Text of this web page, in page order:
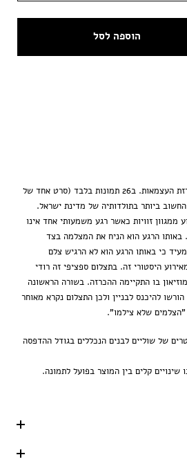
הוספה לסל
רודי היה הצלם הרשמי של הכרזת העצמאות. ב26 תמונות בלבד (סרט אחד של
ביותר בתולדותיה של מדינת ישראל.
ממגוון זוויות כאשר רגע משמעותי אחד אינו
באותו הרגע הוא הניח את המצלמה בצד
כי באותו הרגע הוא לא הרגיש צלם
היסטורי זה. בתצלום ספציפי זה רודי
בו התקיימה ההכרזה. בשורה הראשונה
להיכנס לבניין ולכן התצלום נקרא מאוחר
"הצלמים שלא צילמו".
קלים בין המוצר בפועל לתמונה.